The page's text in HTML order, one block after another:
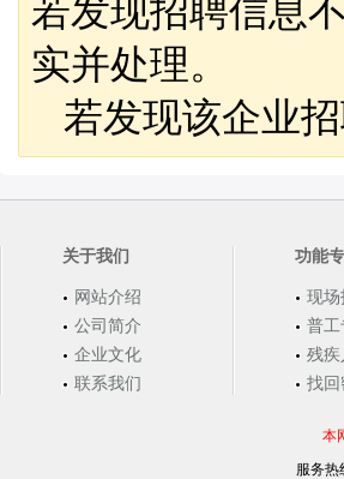
若发现招聘信息
实并处理。
若发现该企业
关于我们
网站介绍
公司简介
企业文化
联系我们
功能
现场
普工
残疾
找回
本
服务